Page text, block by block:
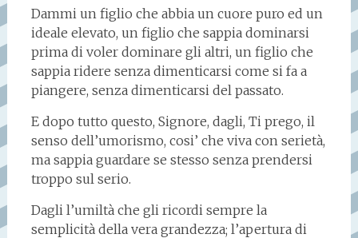
Dammi un figlio che abbia un cuore puro ed un
ideale elevato, un figlio che sappia dominarsi
prima di voler dominare gli altri, un figlio che
sappia ridere senza dimenticarsi come si fa a
piangere, senza dimenticarsi del passato.
E dopo tutto questo, Signore, dagli, Ti prego, il
senso dell’umorismo, cosi’ che viva con serietà,
ma sappia guardare se stesso senza prendersi
troppo sul serio.
Dagli l’umiltà che gli ricordi sempre la
semplicità della vera grandezza; l’apertura di